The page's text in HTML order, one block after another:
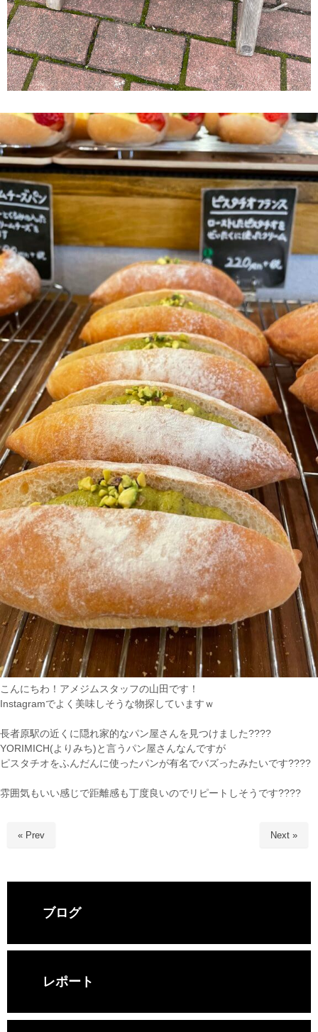
こんにちわ！アメジムスタッフの山田です！
Instagramでよく美味しそうな物探していますｗ
長者原駅の近くに隠れ家的なパン屋さんを見つけました????
YORIMICH(よりみち)と言うパン屋さんなんですが
ピスタチオをふんだんに使ったパンが有名でバズったみたいです????
雰囲気もいい感じで距離感も丁度良いのでリピートしそうです????
« Prev Next »
ブログ
レポート